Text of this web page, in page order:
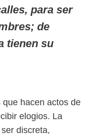
para ser
de
tienen su
hacen actos de
elogios. La
discreta,